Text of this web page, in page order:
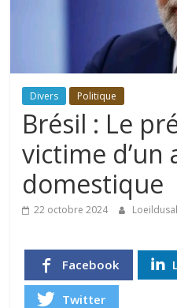
Divers Politique
Brésil : Le
victime d’un
domestique
22 octobre 2024
Facebook
Twitter